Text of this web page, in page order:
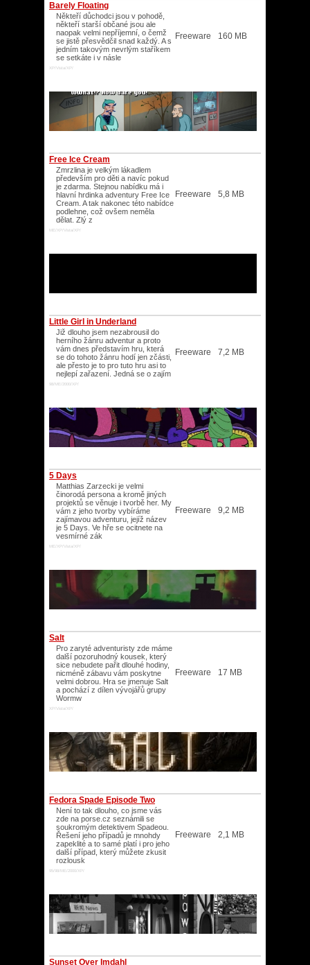
Barely Floating
Někteří důchodci jsou v pohodě,
někteří starší občané jsou ale
naopak velmi nepříjemní, o čemž
se jistě přesvědčil snad každý. A s
jedním takovým nevrlým staříkem
se setkáte i v násle
XP/Vista/XP/
Freeware 160 MB
Free Ice Cream
Zmrzlina je velkým lákadlem
především pro děti a navíc pokud
je zdarma. Stejnou nabídku má i
hlavní hrdinka adventury Free Ice
Cream. A tak nakonec této nabídce
podlehne, což ovšem neměla
dělat. Zlý z
ME/XP/Vista/XP/
Freeware 5,8 MB
Little Girl in Underland
Již dlouho jsem nezabrousil do
herního žánru adventur a proto
vám dnes představím hru, která
se do tohoto žánru hodí jen zčásti,
ale přesto je to pro tuto hru asi to
nejlepí zařazení. Jedná se o zajím
98/ME/2000/XP/
Freeware 7,2 MB
5 Days
Matthias Zarzecki je velmi
činorodá persona a kromě jiných
projektů se věnuje i tvorbě her. My
vám z jeho tvorby vybíráme
zajímavou adventuru, jejíž název
je 5 Days. Ve hře se ocitnete na
vesmírné zák
ME/XP/Vista/XP/
Freeware 9,2 MB
Salt
Pro zaryté adventuristy zde máme
další pozoruhodný kousek, který
sice nebudete pařit dlouhé hodiny,
nicméně zábavu vám poskytne
velmi dobrou. Hra se jmenuje Salt
a pochází z dílen vývojářů grupy
Wormw
XP/Vista/XP/
Freeware 17 MB
Fedora Spade Episode Two
Není to tak dlouho, co jsme vás
zde na porse.cz seznámili se
soukromým detektivem Spadeou.
Řešení jeho případů je mnohdy
zapeklité a to samé platí i pro jeho
další případ, který můžete zkusit
rozlousk
95/98/ME/2000/XP/
Freeware 2,1 MB
Sunset Over Imdahl